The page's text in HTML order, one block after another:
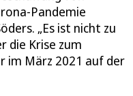
Pandemie
„Es ist nicht zu
die Krise zum
im März 2021 auf der